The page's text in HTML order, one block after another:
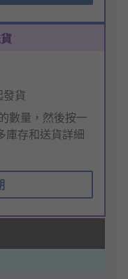
發貨
數量，然後按一
庫存和送貨詳細